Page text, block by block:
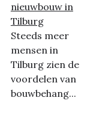
nieuwbouw in
Tilburg
Steeds meer
mensen in
Tilburg zien de
voordelen van
bouwbehang...